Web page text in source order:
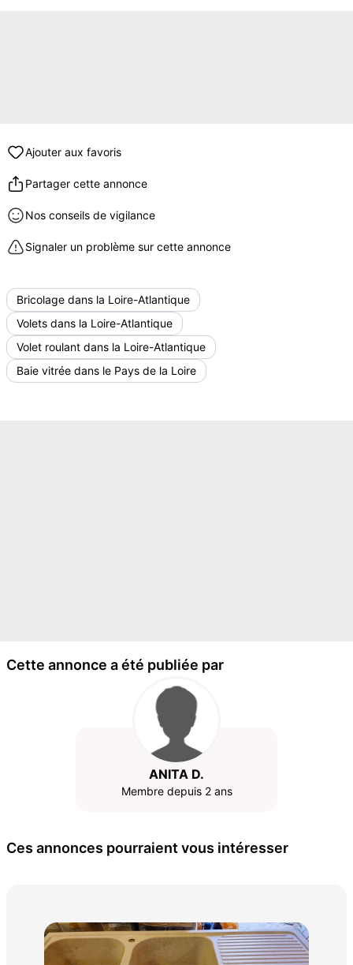
Ajouter aux favoris
Partager cette annonce
Nos conseils de vigilance
Signaler un problème sur cette annonce
Bricolage dans la Loire-Atlantique
Volets dans la Loire-Atlantique
Volet roulant dans la Loire-Atlantique
Baie vitrée dans le Pays de la Loire
Cette annonce a été publiée par
ANITA D.
Membre depuis 2 ans
Ces annonces pourraient vous intéresser